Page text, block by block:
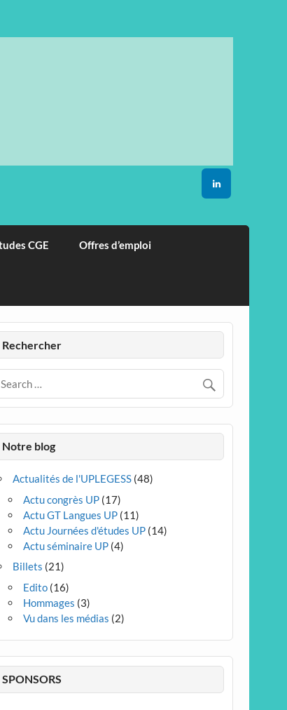
CGE Offres d’emploi
Rechercher
Notre blog
Actualités de l'UPLEGESS (48)
Actu congrès UP (17)
Actu GT Langues UP (11)
Actu Journées d'études UP (14)
Actu séminaire UP (4)
Billets (21)
Edito (16)
Hommages (3)
Vu dans les médias (2)
SPONSORS